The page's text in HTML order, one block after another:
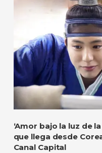
‘Amor bajo la luz de
que llega desde
Canal Capital